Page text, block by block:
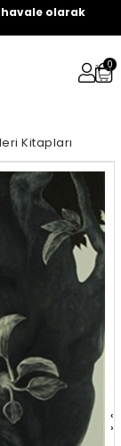
havale olarak
0
Kitapları
‹
›